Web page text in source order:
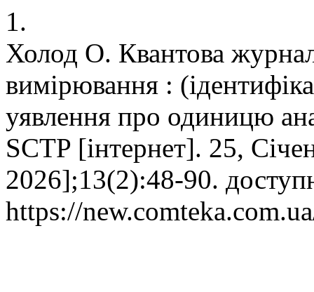
1.
Холод О. Квантова
вимірювання :
уявлення про одиницю
SCTP [інтернет]. 25,
2026];13(2):48-90.
https://